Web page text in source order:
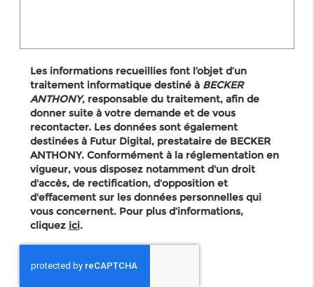
Les informations recueillies font l’objet d’un
traitement informatique destiné àBECKER
ANTHONY, responsable du traitement, afin de
donner suite à votre demande et de vous
recontacter. Les données sont également
destinées à Futur Digital, prestataire de BECKER
ANTHONY. Conformément à la réglementation en
vigueur, vous disposez notamment d'un droit
d'accès, de rectification, d'opposition et
d'effacement sur les données personnelles qui
vous concernent. Pour plus d’informations,
cliquez ici.